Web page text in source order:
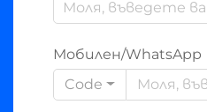
Мобилен/WhatsApp
Code